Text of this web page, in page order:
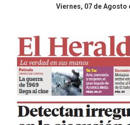
Viernes, 07 de Agosto